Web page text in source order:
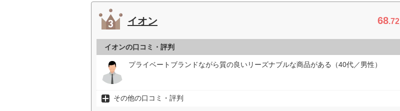
イオン 68.72
イオンの口コミ・評判
プライベートブランドながら質の良いリーズナブルな商品がある（40代／男性）
その他の口コミ・評判